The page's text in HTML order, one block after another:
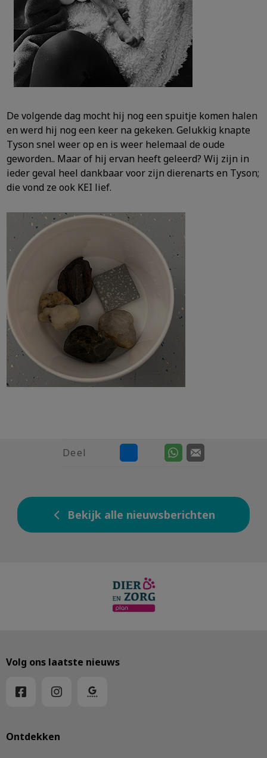
De volgende dag mocht hij nog een spuitje komen halen
en werd hij nog een keer na gekeken. Gelukkig knapte
Tyson snel weer op en is weer helemaal de oude
geworden.. Maar of hij ervan heeft geleerd? Wij zijn in
ieder geval heel dankbaar voor zijn dierenarts en Tyson;
die vond ze ook KEI lief.
Deel
Bekijk alle nieuwsberichten
Ontdekken
Volg ons laatste nieuws